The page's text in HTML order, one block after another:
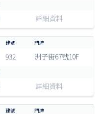
詳細資料
932 洲子街67號10F
詳細資料